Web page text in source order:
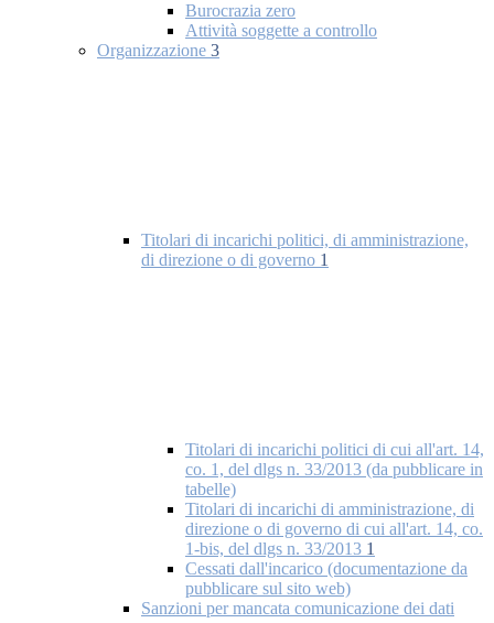
Burocrazia zero
Attività soggette a controllo
Organizzazione 3
Titolari di incarichi politici, di amministrazione,
di direzione o di governo 1
Titolari di incarichi politici di cui all'art. 14,
co. 1, del dlgs n. 33/2013 (da pubblicare in
tabelle)
Titolari di incarichi di amministrazione, di
direzione o di governo di cui all'art. 14, co.
1-bis, del dlgs n. 33/2013 1
Cessati dall'incarico (documentazione da
pubblicare sul sito web)
Sanzioni per mancata comunicazione dei dati